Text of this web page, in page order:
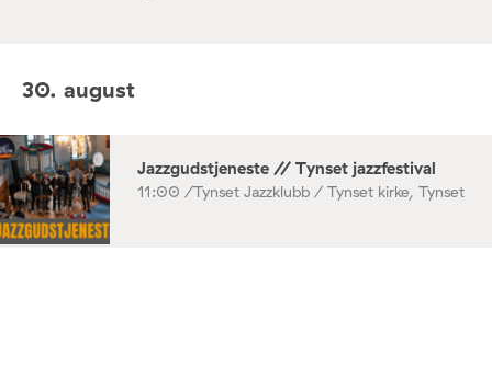
30. august
Jazzgudstjeneste // Tynset jazzfestival
11:00 /Tynset Jazzklubb / Tynset kirke, Tynset